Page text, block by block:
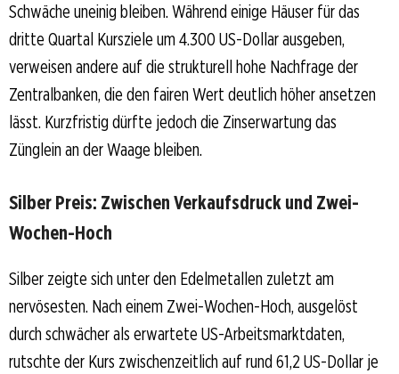
Schwäche uneinig bleiben. Während einige Häuser für das
dritte Quartal Kursziele um 4.300 US-Dollar ausgeben,
verweisen andere auf die strukturell hohe Nachfrage der
Zentralbanken, die den fairen Wert deutlich höher ansetzen
lässt. Kurzfristig dürfte jedoch die Zinserwartung das
Zünglein an der Waage bleiben.
Silber Preis: Zwischen Verkaufsdruck und Zwei-
Wochen-Hoch
Silber zeigte sich unter den Edelmetallen zuletzt am
nervösesten. Nach einem Zwei-Wochen-Hoch, ausgelöst
durch schwächer als erwartete US-Arbeitsmarktdaten,
rutschte der Kurs zwischenzeitlich auf rund 61,2 US-Dollar je